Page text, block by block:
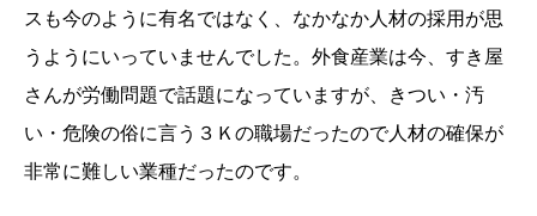
スも今のように有名ではなく、なかなか人材の採用が思
うようにいっていませんでした。外食産業は今、すき屋
さんが労働問題で話題になっていますが、きつい・汚
い・危険の俗に言う３Ｋの職場だったので人材の確保が
非常に難しい業種だったのです。